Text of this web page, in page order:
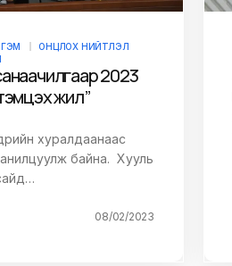
ОНЦЛОХ НИЙТЛЭЛ
2023
жил”
хуралдаанаас
байна. Хууль
08/02/2023